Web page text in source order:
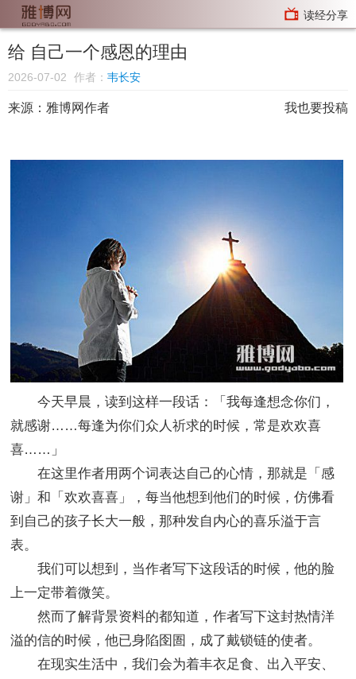
读经分享
给 自己一个感恩的理由
2026-07-02 作者： 韦长安
来源： 雅博网作者 我也要投稿
今天早晨，读到这样一段话：「我每逢想念你们，
就感谢……每逢为你们众人祈求的时候，常是欢欢喜
喜……」
在这里作者用两个词表达自己的心情，那就是「感
谢」和「欢欢喜喜」，每当他想到他们的时候，仿佛看
到自己的孩子长大一般，那种发自内心的喜乐溢于言
表。
我们可以想到，当作者写下这段话的时候，他的脸
上一定带着微笑。
然而了解背景资料的都知道，作者写下这封热情洋
溢的信的时候，他已身陷囹圄，成了戴锁链的使者。
在现实生活中，我们会为着丰衣足食、出入平安、